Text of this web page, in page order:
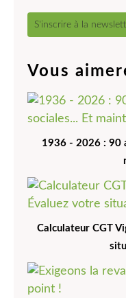
S'inscrire à la
Vous
1936 - 2026 : 90
Calculateur CGT